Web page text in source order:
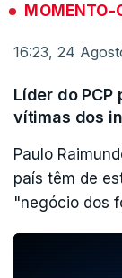
MOMENTO-
16:23, 24
Líder do
vítimas dos
Paulo
país têm de
"negócio dos